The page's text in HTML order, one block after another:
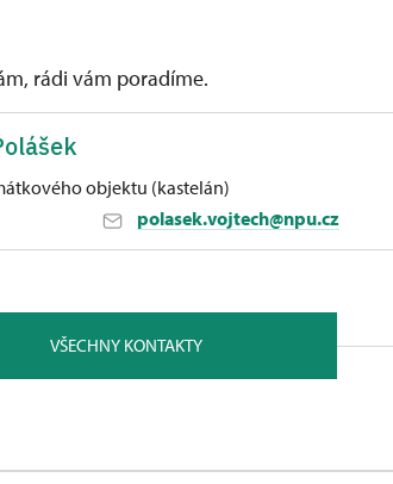
rádi vám poradíme.
objektu (kastelán)
polasek.vojtech@npu.cz
95, Ostrava 71500
VŠECHNY KONTAKTY